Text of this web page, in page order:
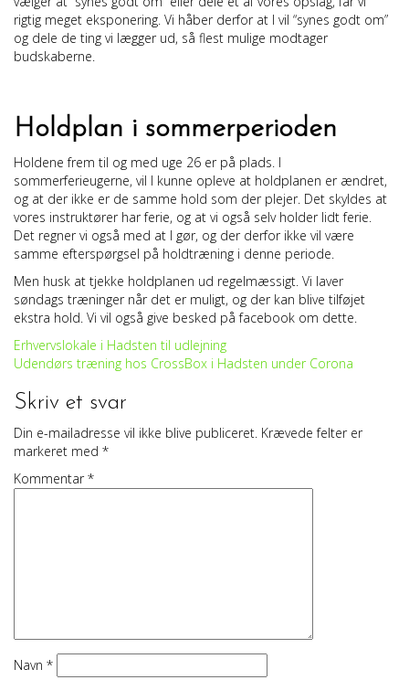
rigtig meget eksponering. Vi håber derfor at I vil “synes godt om”
og dele de ting vi lægger ud, så flest mulige modtager
budskaberne.
Holdplan i sommerperioden
Holdene frem til og med uge 26 er på plads. I
sommerferieugerne, vil I kunne opleve at holdplanen er ændret,
og at der ikke er de samme hold som der plejer. Det skyldes at
vores instruktører har ferie, og at vi også selv holder lidt ferie.
Det regner vi også med at I gør, og der derfor ikke vil være
samme efterspørgsel på holdtræning i denne periode.
Men husk at tjekke holdplanen ud regelmæssigt. Vi laver
søndags træninger når det er muligt, og der kan blive tilføjet
ekstra hold. Vi vil også give besked på facebook om dette.
Indlægsnavigation
Erhvervslokale i Hadsten til udlejning
Udendørs træning hos CrossBox i Hadsten under Corona
Skriv et svar
Din e-mailadresse vil ikke blive publiceret. Krævede felter er
markeret med *
Kommentar*
Navn *